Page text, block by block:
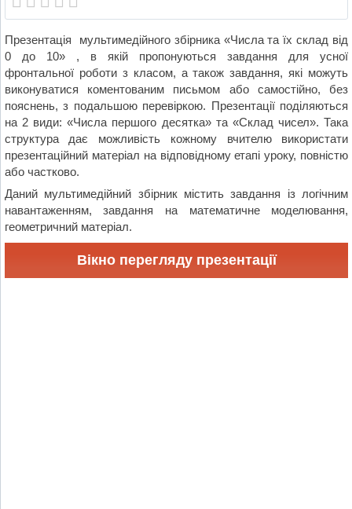
Презентація мультимедійного збірника «Числа та їх склад від
0 до 10» , в якій пропонуються завдання для усної
фронтальної роботи з класом, а також завдання, які можуть
виконуватися коментованим письмом або самостійно, без
пояснень, з подальшою перевіркою. Презентації поділяються
на 2 види: «Числа першого десятка» та «Склад чисел». Така
структура дає можливість кожному вчителю використати
презентаційний матеріал на відповідному етапі уроку, повністю
або частково.
Даний мультимедійний збірник містить завдання із логічним
навантаженням, завдання на математичне моделювання,
геометричний матеріал.
Вікно перегляду презентації